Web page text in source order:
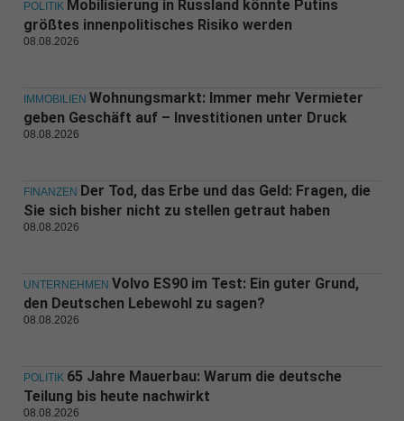
POLITIK Mobilisierung in Russland könnte Putins
größtes innenpolitisches Risiko werden
08.08.2026
IMMOBILIEN Wohnungsmarkt: Immer mehr Vermieter
geben Geschäft auf – Investitionen unter Druck
08.08.2026
FINANZEN Der Tod, das Erbe und das Geld: Fragen, die
Sie sich bisher nicht zu stellen getraut haben
08.08.2026
UNTERNEHMEN Volvo ES90 im Test: Ein guter Grund,
den Deutschen Lebewohl zu sagen?
08.08.2026
POLITIK 65 Jahre Mauerbau: Warum die deutsche
Teilung bis heute nachwirkt
08.08.2026